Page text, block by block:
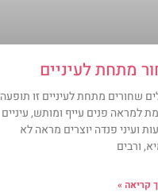
מתחת לעיניים
שחורים מתחת לעיניים זו תופעה
למראה פנים עייף ומותש, עיניים
ועיני פנדה יוצרים מראה לא
ורבים
קריאה »